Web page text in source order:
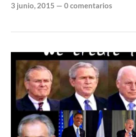
3 junio, 2015 — 0 comentarios